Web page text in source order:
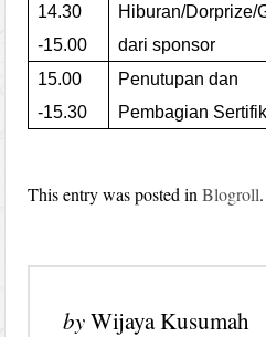
14.30
-15.00
Hiburan/Dorprize/
dari sponsor
15.00
-15.30
Penutupan dan
Pembagian
This entry was posted inBlogroll
byWijaya Kusumah